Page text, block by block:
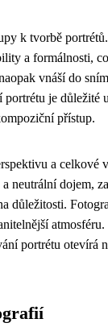
k tvorbě portrétů.
a formálnosti,
vnáší do
je důležité
přístup.
a celkové
neutrální dojem,
důležitosti.
atmosféru.
portrétu otevírá